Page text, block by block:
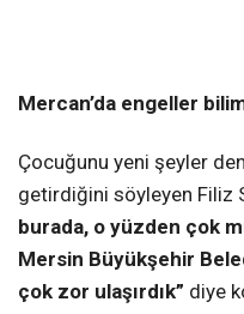
Mercan’da engeller
Çocuğunu yeni şeyler
getirdiğini söyleyen Filiz
burada, o yüzden çok
Mersin Büyükşehir
çok zor ulaşırdık” diye